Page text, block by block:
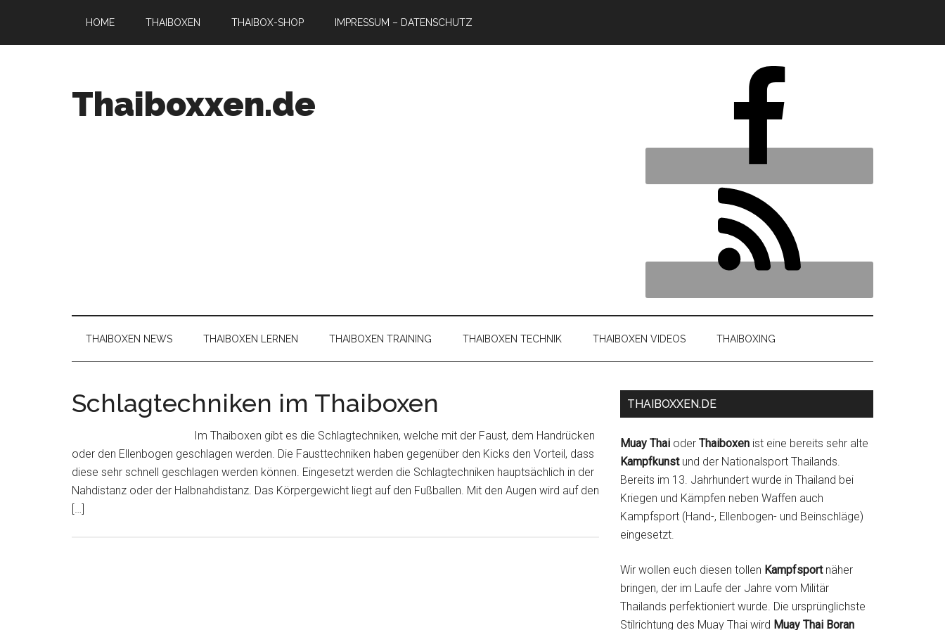
HOME THAIBOXEN THAIBOX-SHOP IMPRESSUM – DATENSCHUTZ
Thaiboxxen.de
THAIBOXEN NEWS THAIBOXEN LERNEN THAIBOXEN TRAINING THAIBOXEN TECHNIK THAIBOXEN VIDEOS THAIBOXING
Schlagtechniken im Thaiboxen
Im Thaiboxen gibt es die Schlagtechniken, welche mit der Faust, dem Handrücken
oder den Ellenbogen geschlagen werden. Die Fausttechniken haben gegenüber den Kicks den Vorteil, dass
diese sehr schnell geschlagen werden können. Eingesetzt werden die Schlagtechniken hauptsächlich in der
Nahdistanz oder der Halbnahdistanz. Das Körpergewicht liegt auf den Fußballen. Mit den Augen wird auf den
[…]
THAIBOXXEN.DE
Muay Thai oder Thaiboxen ist eine bereits sehr alte
Kampfkunstund der Nationalsport Thailands.
Bereits im 13. Jahrhundert wurde in Thailand bei
Kriegen und Kämpfen neben Waffen auch
Kampfsport (Hand-, Ellenbogen- und Beinschläge)
eingesetzt.
Wir wollen euch diesen tollen Kampfsportnäher
bringen, der im Laufe der Jahre vom Militär
Thailands perfektioniert wurde. Die ursprünglichste
Stilrichtung des Muay Thai wird Muay Thai Boran